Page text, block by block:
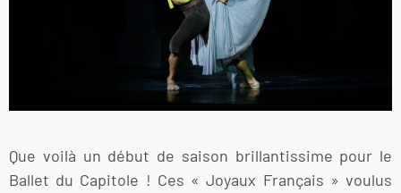
Que voilà un début de saison brillantissime pour le
Ballet du Capitole ! Ces « Joyaux Français » voulus